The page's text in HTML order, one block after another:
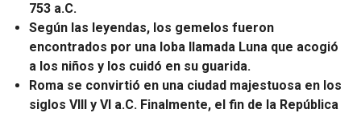
753 a.C.
Según las leyendas, los gemelos fueron
encontrados por una loba llamada Luna que acogió
a los niños y los cuidó en su guarida.
Roma se convirtió en una ciudad majestuosa en los
siglos VIII y VI a.C. Finalmente, el fin de la República